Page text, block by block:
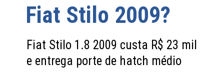
Fiat Stilo 2009?
Fiat Stilo 1.8 2009 custa R$ 23 mil
e entrega porte de hatch médio